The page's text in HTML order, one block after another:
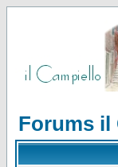
Forums il